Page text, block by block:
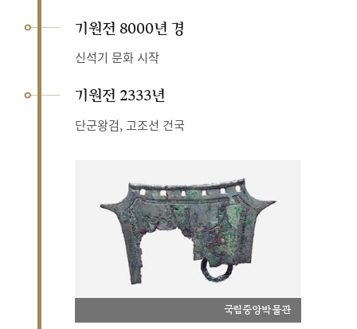
기원전 8000년 경
신석기 문화 시작
기원전 2333년
단군왕검, 고조선 건국
국립중앙박물관